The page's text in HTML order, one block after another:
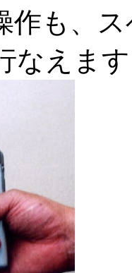
スベ
なえま